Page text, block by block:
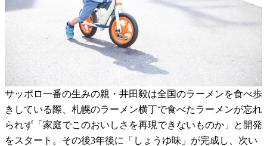
サッポロ一番の生みの親・井田毅は全国のラーメンを食べ歩
きしている際、札幌のラーメン横丁で食べたラーメンが忘れ
られず「家庭でこのおいしさを再現できないものか」と開発
をスタート。その後3年後に「しょうゆ味」が完成し、次い